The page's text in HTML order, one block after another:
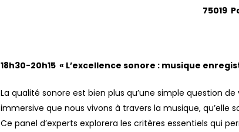
75019
18h30-20h15 « L’excellence sonore : musique
La qualité sonore est bien plus qu’une simple question
immersive que nous vivons à travers la musique, qu’elle
Ce panel d’experts explorera les critères essentiels qui